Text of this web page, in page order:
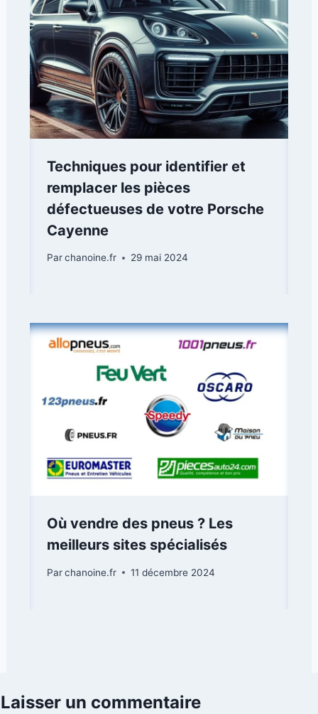
Techniques pour identifier et
remplacer les pièces
défectueuses de votre Porsche
Cayenne
Parchanoine.fr 29 mai 2024
Où vendre des pneus ? Les
meilleurs sites spécialisés
Parchanoine.fr 11 décembre 2024
Laisser un commentaire